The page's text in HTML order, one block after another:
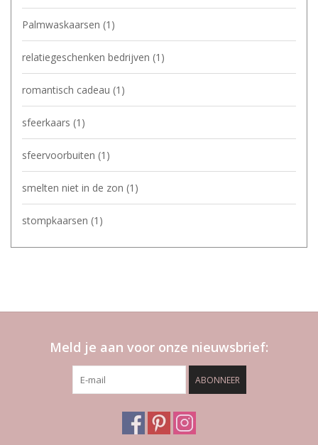
Palmwaskaarsen (1)
relatiegeschenken bedrijven (1)
romantisch cadeau (1)
sfeerkaars (1)
sfeervoorbuiten (1)
smelten niet in de zon (1)
stompkaarsen (1)
Meld je aan voor onze nieuwsbrief:
ABONNEER